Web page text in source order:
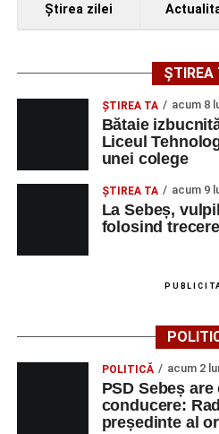
Ştirea zilei
ȘTIREA
ŞTIREA TA acum 8
Bătaie
Liceul
unei colege
ŞTIREA TA acum 9
La Sebeș,
folosind
POLITICĂ acum 2
PSD Sebeș
conducere:
președinte al